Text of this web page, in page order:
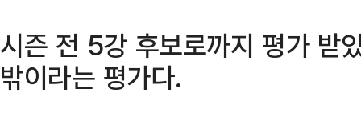
시즌 전 5강 후보로까지 평가 받
밖이라는 평가다.